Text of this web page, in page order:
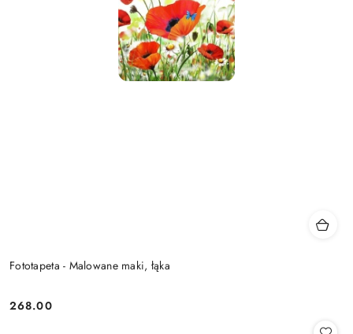
Fototapeta - Malowane maki, łąka
Cena:
268.00